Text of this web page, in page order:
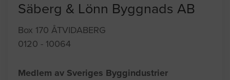
Säberg & Lönn Byggnads AB
Box 170 ÅTVIDABERG
0120 - 10064
Medlem av Sveriges Byggindustrier